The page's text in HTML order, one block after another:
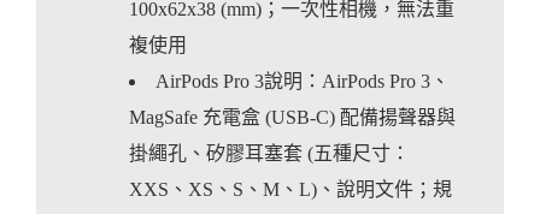
100x62x38 (mm)；一次性相機，無法重
複使用
AirPods Pro 3說明：AirPods Pro 3、
MagSafe 充電盒 (USB-C) 配備揚聲器與
掛繩孔、矽膠耳塞套 (五種尺寸：
XXS、XS、S、M、L)、說明文件；規